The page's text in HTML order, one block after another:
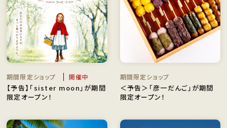
期間限定ショップ 開催中
【予告】「sister moon」が期間
限定オープン！
期間限定ショップ
＜予告＞「彦一だんご」が期間
限定オープン！